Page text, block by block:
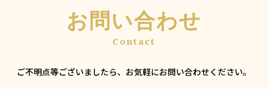
お問い合わせ
ご不明点等ございましたら、お気軽にお問い合わせください。